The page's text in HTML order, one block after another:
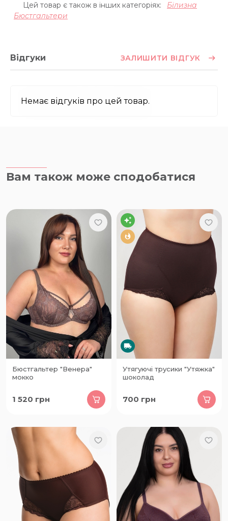
Цей товар є також в інших категоріях:
Білизна
Бюстгальтери
Відгуки ЗАЛИШИТИ ВІДГУК
Немає відгуків про цей товар.
Вам також може сподобатися
Бюстгальтер "Венера"
мокко
1 520 грн
Утягуючі трусики "Утяжка"
шоколад
700 грн